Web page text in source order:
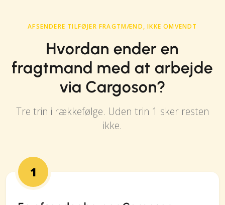
AFSENDERE TILFØJER FRAGTMÆND, IKKE OMVENDT
Hvordan ender en
fragtmand med at arbejde
via Cargoson?
Tre trin i rækkefølge. Uden trin 1 sker resten
ikke.
1